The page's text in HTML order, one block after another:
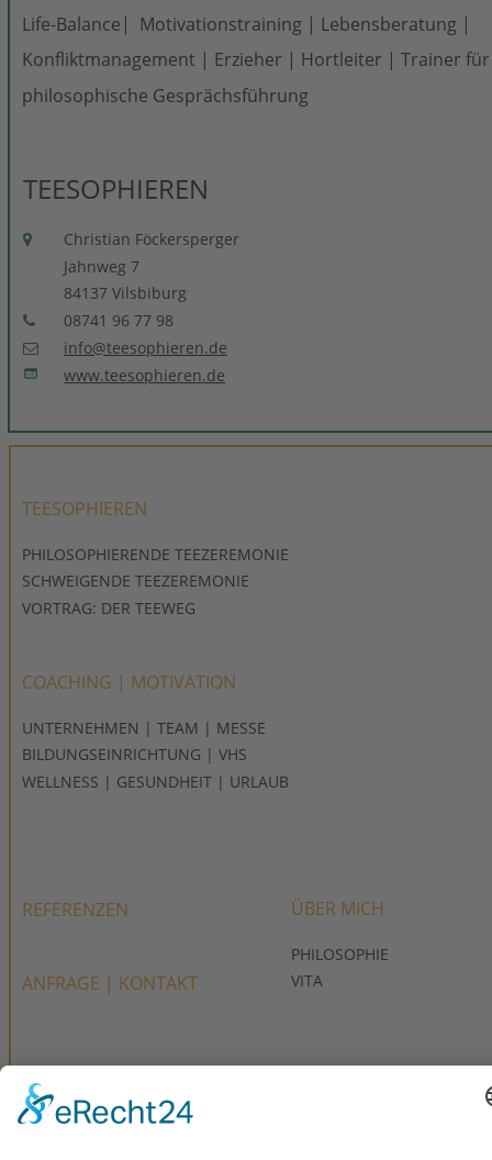
TEESOPHIEREN
PHILOSOPHIERENDE TEEZEREMONIE
SCHWEIGENDE TEEZEREMONIE
VORTRAG: DER TEEWEG
COACHING | MOTIVATION
UNTERNEHMEN | TEAM | MESSE
BILDUNGSEINRICHTUNG | VHS
WELLNESS | GESUNDHEIT | URLAUB
REFERENZEN
ANFRAGE | KONTAKT
ÜBER MICH
PHILOSOPHIE
VITA
TIPPS & LINKS
IMPRESSUM
TEESOPHIEREN

Christian Föckersperger
Jahnweg 7
84137 Vilsbiburg
 08741 96 77 98
 info@teesophieren.de
 www.teesophieren.de
Life-Balance|  Motivationstraining | Lebensberatung |
Konfliktmanagement | Erzieher | Hortleiter | Trainer
philosophische Gesprächsführung